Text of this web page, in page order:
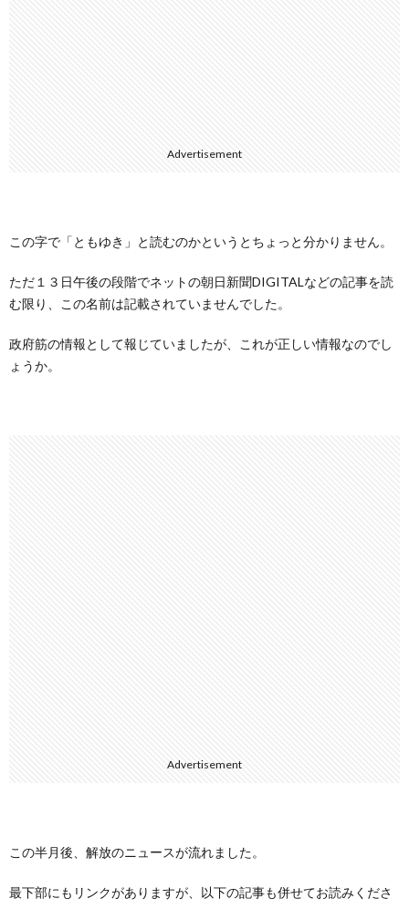
Advertisement
この字で「ともゆき」と読むのかというとちょっと分かりません。
ただ１３日午後の段階でネットの朝日新聞DIGITALなどの記事を読
む限り、この名前は記載されていませんでした。
政府筋の情報として報じていましたが、これが正しい情報なのでし
ょうか。
Advertisement
この半月後、解放のニュースが流れました。
最下部にもリンクがありますが、以下の記事も併せてお読みくださ